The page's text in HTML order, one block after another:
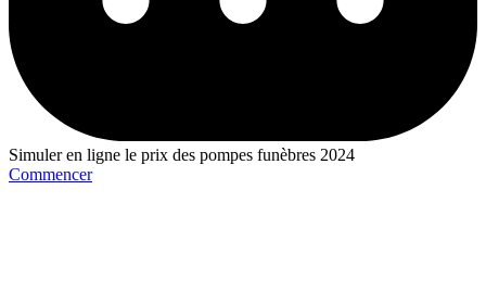
Simuler en ligne le prix des pompes funèbres 2024
Commencer